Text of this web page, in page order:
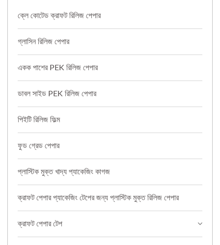
ক্লে কোটেড ক্রাফট রিলিজ পেপার
গ্লাসিন রিলিজ পেপার
একক পাশের PEK রিলিজ পেপার
ডাবল সাইড PEK রিলিজ পেপার
পিইটি রিলিজ ফিল্ম
ফুড গ্রেড পেপার
প্লাস্টিক মুক্ত খাদ্য প্যাকেজিং কাগজ
ক্রাফট পেপার প্যাকেজিং টেপের জন্য প্লাস্টিক মুক্ত রিলিজ পেপার
ক্রাফট পেপার টেপ